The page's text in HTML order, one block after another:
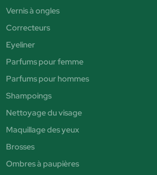
Vernis à ongles
Correcteurs
Eyeliner
Parfums pour femme
Parfums pour hommes
Shampoings
Nettoyage du visage
Maquillage des yeux
Brosses
Ombres à paupières